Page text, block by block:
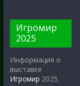
Игромир
2025
Информация о
выставке
Игромир 2025,